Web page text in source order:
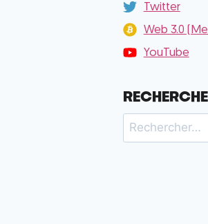
Twitter
Web 3.0
YouTube
RECHERCHE